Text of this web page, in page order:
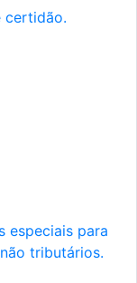
certidão.
especiais para
tributários.